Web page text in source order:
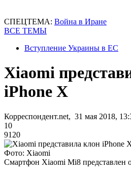
СПЕЦТЕМА: Война в Иране
ВСЕ ТЕМЫ
Вступление Украины в ЕС
Xiaomi
iPhone X
Корреспондент.net, 31 мая 2018,
10
9120
Фото: Xiaomi
Смартфон Xiaomi Mi8 представлен